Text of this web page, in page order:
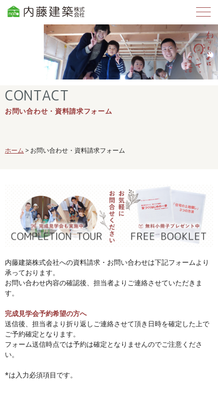
CONTACT
お問い合わせ・資料請求フォーム
ホーム > お問い合わせ・資料請求フォーム
内藤建築株式会社への資料請求・お問い合わせは下記フォームより
承っております。
お問い合わせ内容の確認後、担当者よりご連絡させていただきま
す。
完成見学会予約希望の方へ
送信後、担当者より折り返しご連絡させて頂き日時を確定した上で
ご予約確定となります。
フォーム送信時点では予約は確定となりませんのでご注意くださ
い。
*は入力必須項目です。